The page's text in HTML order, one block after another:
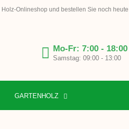
Onlineshop und bestellen Sie noch
Mo-Fr: 7:00 - 18:00
Samstag: 09:00 - 13:00
GARTENHOLZ